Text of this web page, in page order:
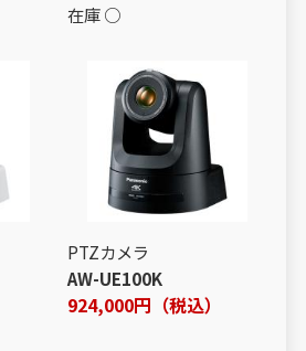
在庫 ○
PTZカメラ
AW-UE100K
924,000円（税込）